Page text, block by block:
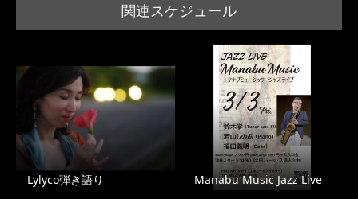
関連スケジュール
Lylyco弾き語り Manabu Music Jazz Live